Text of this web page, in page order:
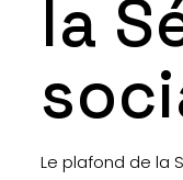
la
Le plafond de la